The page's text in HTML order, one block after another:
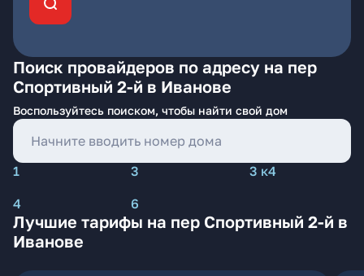
Поиск провайдеров по адресу на пер
Спортивный 2-й в Иванове
Воспользуйтесь поиском, чтобы найти свой дом
1 3
3 к4
4
6
Лучшие тарифы на пер Спортивный 2-й в
Иванове